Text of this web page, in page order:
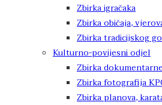
Zbirka igračaka
Zbirka običaja,
Zbirka tradicijskog
Kulturno-povijesni odjel
Zbirka
Zbirka fotografija
Zbirka planova,